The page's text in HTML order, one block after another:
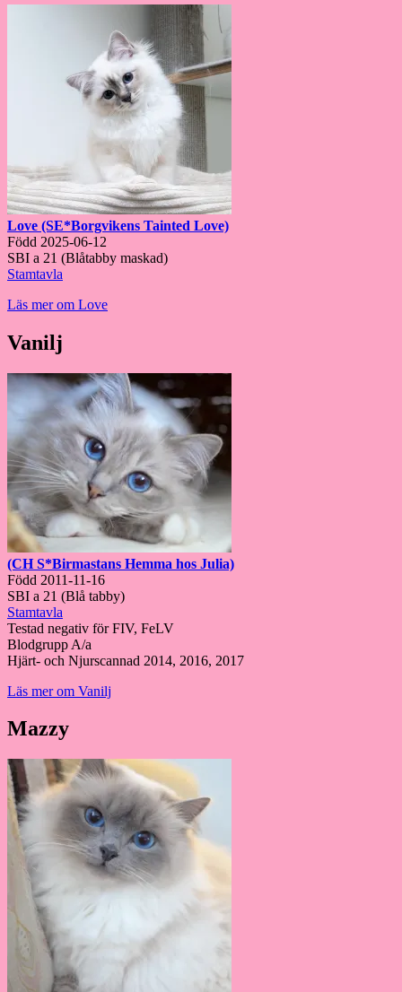
Love (SE*Borgvikens Tainted Love)
Född 2025-06-12
SBI a 21 (Blåtabby maskad)
Stamtavla
Läs mer om Love
Vanilj
(CH S*Birmastans Hemma hos Julia)
Född 2011-11-16
SBI a 21 (Blå tabby)
Stamtavla
Testad negativ för FIV, FeLV
Blodgrupp A/a
Hjärt- och Njurscannad 2014, 2016, 2017
Läs mer om Vanilj
Mazzy